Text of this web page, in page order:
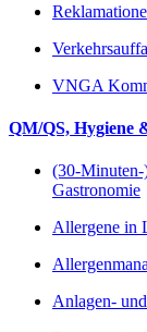
VNGA
QM/QS, Hygiene
(30-
Gastronomie
Allergene in
Anlagen-